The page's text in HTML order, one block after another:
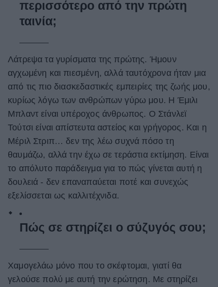
περισσότερο από την πρώτη
ταινία;
Λάτρεψα τα γυρίσματα της πρώτης. Ήμουν
αγχωμένη και πιεσμένη, αλλά ταυτόχρονα ήταν μια
από τις πιο διασκεδαστικές εμπειρίες της ζωής μου,
κυρίως λόγω των ανθρώπων γύρω μου. Η Έμιλι
Μπλαντ είναι υπέροχος άνθρωπος. Ο Στάνλεϊ
Τούτσι είναι απίστευτα αστείος και γρήγορος. Και η
Μέριλ Στριπ… δεν της λέω συχνά πόσο τη
θαυμάζω, αλλά την έχω σε τεράστια εκτίμηση. Είναι
το απόλυτο παράδειγμα για το πώς γίνεται αυτή η
δουλειά - δεν επαναπαύεται ποτέ και συνεχώς
εξελίσσεται ως καλλιτέχνιδα.
Πώς σε στηρίζει ο σύζυγός σου;
Χαμογελάω μόνο που το σκέφτομαι, γιατί θα
γελούσε πολύ με αυτή την ερώτηση. Με στηρίζει